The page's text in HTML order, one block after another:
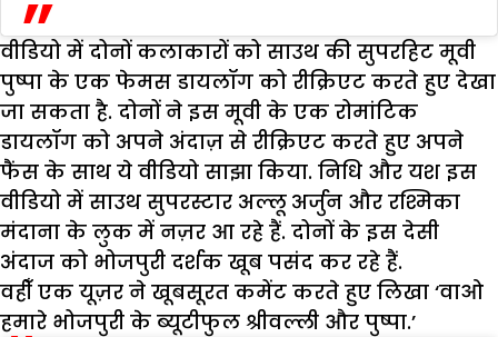
वीडियो में दोनों कलाकारों को साउथ की सुपरहिट मूवी
पुष्पा के एक फेमस डायलॉग को रीक्रिएट करते हुए देखा
जा सकता है. दोनों ने इस मूवी के एक रोमांटिक
डायलॉग को अपने अंदाज़ से रीक्रिएट करते हुए अपने
फैंस के साथ ये वीडियो साझा किया. निधि और यश इस
वीडियो में साउथ सुपरस्टार अल्लू अर्जुन और रश्मिका
मंदाना के लुक में नज़र आ रहे हैं. दोनों के इस देसी
अंदाज को भोजपुरी दर्शक खूब पसंद कर रहे हैं.
वहीँ एक यूज़र ने खूबसूरत कमेंट करते हुए लिखा ‘वाओ
हमारे भोजपुरी के ब्यूटीफुल श्रीवल्ली और पुष्पा.’